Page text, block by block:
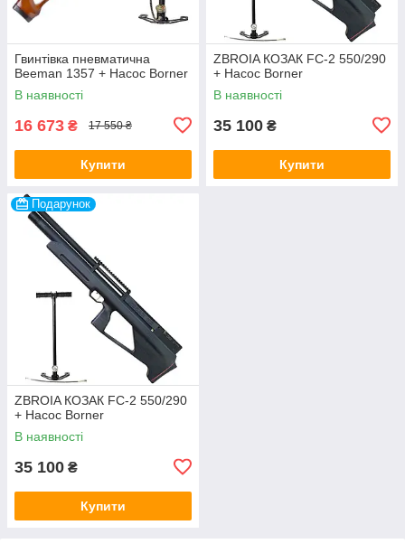
Гвинтівка пневматична
Beeman 1357 + Насос Borner
В наявності
16 673 ₴ 17 550 ₴
Купити
ZBROIA КОЗАК FC-2 550/290
+ Насос Borner
В наявності
35 100 ₴
Купити
Подарунок
ZBROIA КОЗАК FC-2 550/290
+ Насос Borner
В наявності
35 100 ₴
Купити